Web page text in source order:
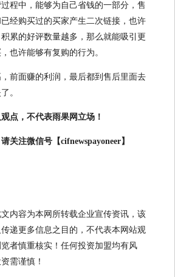
程中，能够为自己省钱的一部分，售
经购买过的买家产生二次链接，也许
累的好评数量越多，那么就能吸引更
也许能够有复购的行为。
前面赚的利润，最后都到售后里面去
。
点，不代表雨果网立场！
关注微信号【cifnewspayoneer】
文内容为本网所转载企业宣传资讯，该
递更多信息之目的，不代表本网站观
者慎重核实！任何投资加盟均有风
需谨慎！